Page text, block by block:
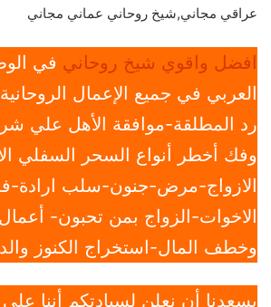
عراقي مجاني,شيخ روحاني عماني مجاني
افضل واقوي شيخ روحاني في
العربي في جميع الإعمال
رد المطلقة-موافقة الأهل علي
وفك أخطر أنواع السحر السفلي
الازواج-مرض-جنون-سلب ارادة-
الاخوات-الزواج بمن تحبون-
وخطف المال-استخراج الكنوز
يسعدنا أن نعلن لسيادتكم أننا